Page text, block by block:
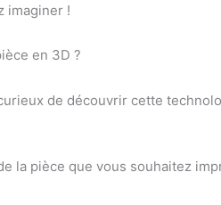
imaginer !
en 3D ?
de découvrir cette
la pièce que vous souhaitez